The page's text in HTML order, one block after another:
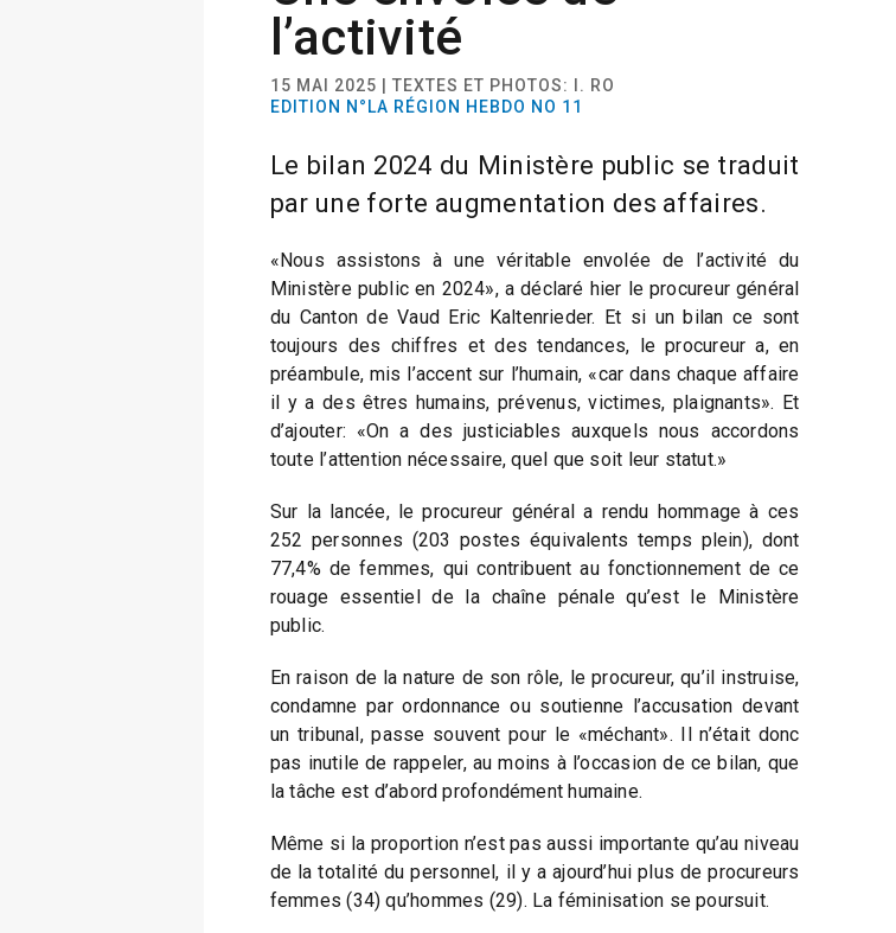
l’activité
15 MAI 2025 | TEXTES ET PHOTOS: I. RO
EDITION N°LA RÉGION HEBDO NO 11
Le bilan 2024 du Ministère public se traduit
par une forte augmentation des affaires.
«Nous assistons à une véritable envolée de l’activité du
Ministère public en 2024», a déclaré hier le procureur général
du Canton de Vaud Eric Kaltenrieder. Et si un bilan ce sont
toujours des chiffres et des tendances, le procureur a, en
préambule, mis l’accent sur l’humain, «car dans chaque affaire
il y a des êtres humains, prévenus, victimes, plaignants». Et
d’ajouter: «On a des justiciables auxquels nous accordons
toute l’attention nécessaire, quel que soit leur statut.»
Sur la lancée, le procureur général a rendu hommage à ces
252 personnes (203 postes équivalents temps plein), dont
77,4% de femmes, qui contribuent au fonctionnement de ce
rouage essentiel de la chaîne pénale qu’est le Ministère
public.
En raison de la nature de son rôle, le procureur, qu’il instruise,
condamne par ordonnance ou soutienne l’accusation devant
un tribunal, passe souvent pour le «méchant». Il n’était donc
pas inutile de rappeler, au moins à l’occasion de ce bilan, que
la tâche est d’abord profondément humaine.
Même si la proportion n’est pas aussi importante qu’au niveau
de la totalité du personnel, il y a ajourd’hui plus de procureurs
femmes (34) qu’hommes (29). La féminisation se poursuit.